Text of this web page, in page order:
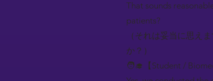
That sounds
patients?
（それは妥当に思え
か？）
🧑‍🎓【Student /